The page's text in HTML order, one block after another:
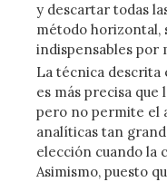
y descartar todas
método horizontal,
indispensables por
La técnica
es más precisa que
pero no permite el
analíticas tan
elección cuando la
Asimismo, puesto